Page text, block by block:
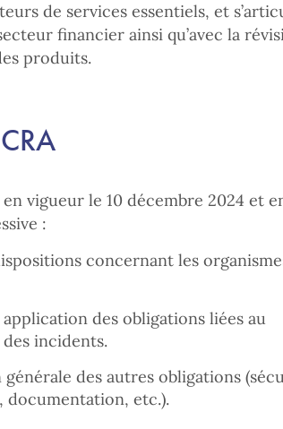
de services essentiels, et
financier ainsi qu’avec la
produits.
vigueur le 10 décembre 2024 et
:
concernant les
des obligations liées au
incidents.
des autres obligations
etc.).